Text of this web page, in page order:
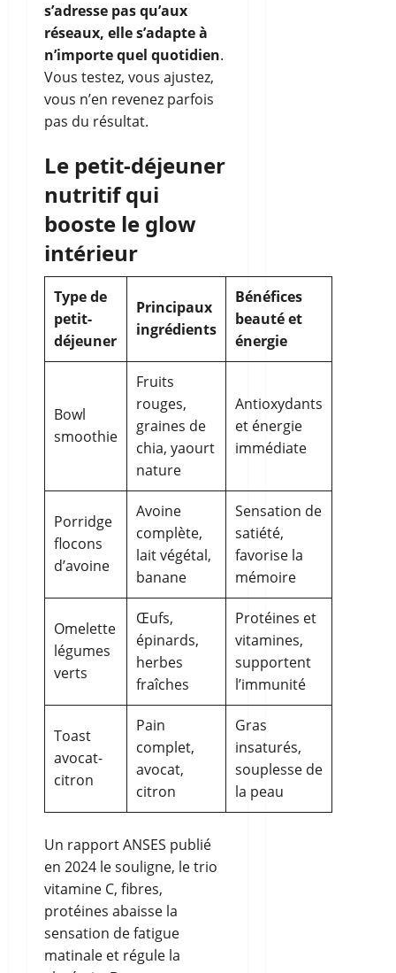
s’adresse pas qu’aux
réseaux, elle s’adapte à
n’importe quel quotidien.
Vous testez, vous ajustez,
vous n’en revenez parfois
pas du résultat.
Le petit-déjeuner
nutritif qui
booste le glow
intérieur
Type de
petit-
déjeuner
Principaux
ingrédients
Bénéfices
beauté et
énergie
Bowl
smoothie
Fruits
rouges,
graines de
chia, yaourt
nature
Antioxydants
et énergie
immédiate
Porridge
flocons
d’avoine
Avoine
complète,
lait végétal,
banane
Sensation de
satiété,
favorise la
mémoire
Omelette
légumes
verts
Œufs,
épinards,
herbes
fraîches
Protéines et
vitamines,
supportent
l’immunité
Toast
avocat-
citron
Pain
complet,
avocat,
citron
Gras
insaturés,
souplesse de
la peau
Un rapport ANSES publié
en 2024 le souligne, le trio
vitamine C, fibres,
protéines abaisse la
sensation de fatigue
matinale et régule la